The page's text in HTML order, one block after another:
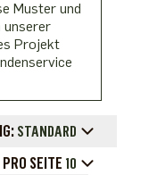
Muster und
unserer
Projekt
STANDARD
SEITE 10